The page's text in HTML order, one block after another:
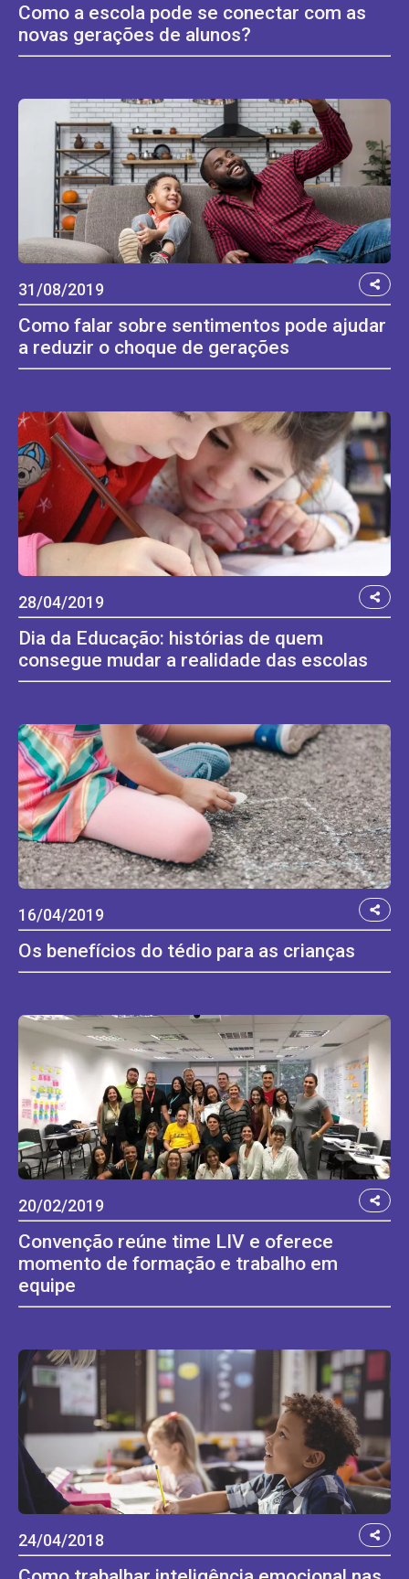
Como a escola pode se conectar com as
novas gerações de alunos?
31/08/2019
Como falar sobre sentimentos pode ajudar
a reduzir o choque de gerações
28/04/2019
Dia da Educação: histórias de quem
consegue mudar a realidade das escolas
16/04/2019
Os benefícios do tédio para as crianças
20/02/2019
Convenção reúne time LIV e oferece
momento de formação e trabalho em
equipe
24/04/2018